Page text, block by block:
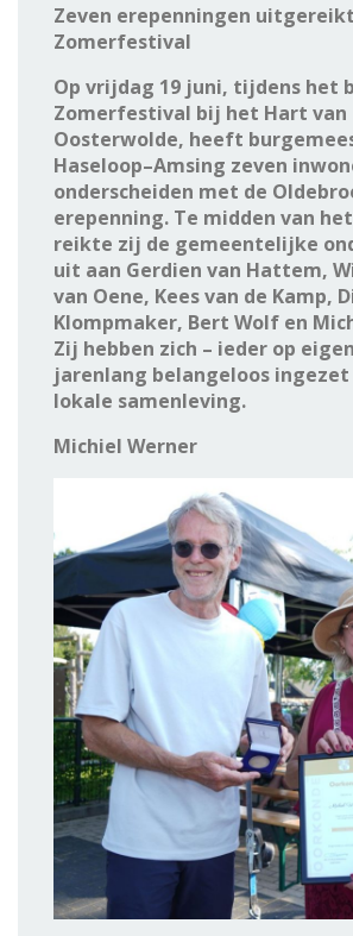
Zeven erepenningen
Zomerfestival
Op vrijdag 19 juni, tijdens het
Zomerfestival bij het Hart van
Oosterwolde, heeft
Haseloop–Amsing zeven
onderscheiden met de
erepenning. Te midden van
reikte zij de gemeentelijke
uit aan Gerdien van Hattem,
van Oene, Kees van de Kamp,
Klompmaker, Bert Wolf en
Zij hebben zich – ieder op
jarenlang belangeloos ingezet
lokale samenleving.
Michiel Werner